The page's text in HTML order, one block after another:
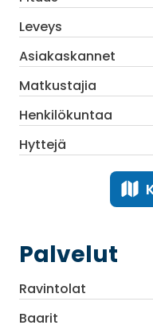
Leveys
Asiakaskannet
Matkustajia
Henkilökuntaa
Hyttejä
Palvelut
Ravintolat
Baarit